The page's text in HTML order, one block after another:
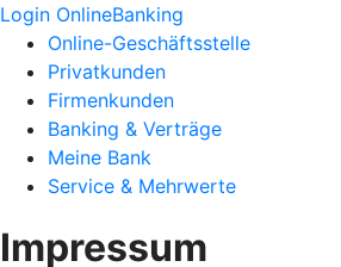
Login OnlineBanking
Online-Geschäftsstelle
Privatkunden
Firmenkunden
Banking & Verträge
Meine Bank
Service & Mehrwerte
Impressum